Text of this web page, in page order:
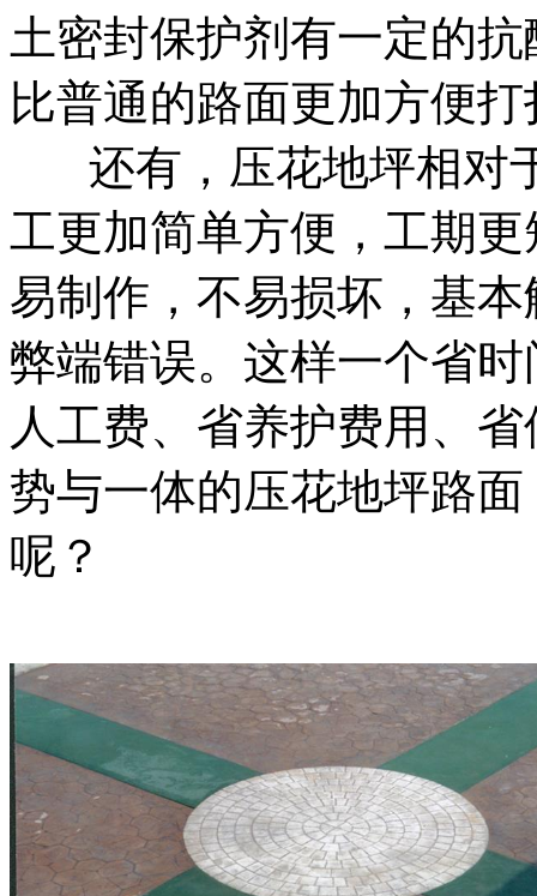
土密封保护剂有一定的
比普通的路面更加方便
还有，压花地坪相对
工更加简单方便，工期
易制作，不易损坏，基
弊端错误。这样一个省
人工费、省养护费用、
势与一体的压花地坪路
呢？